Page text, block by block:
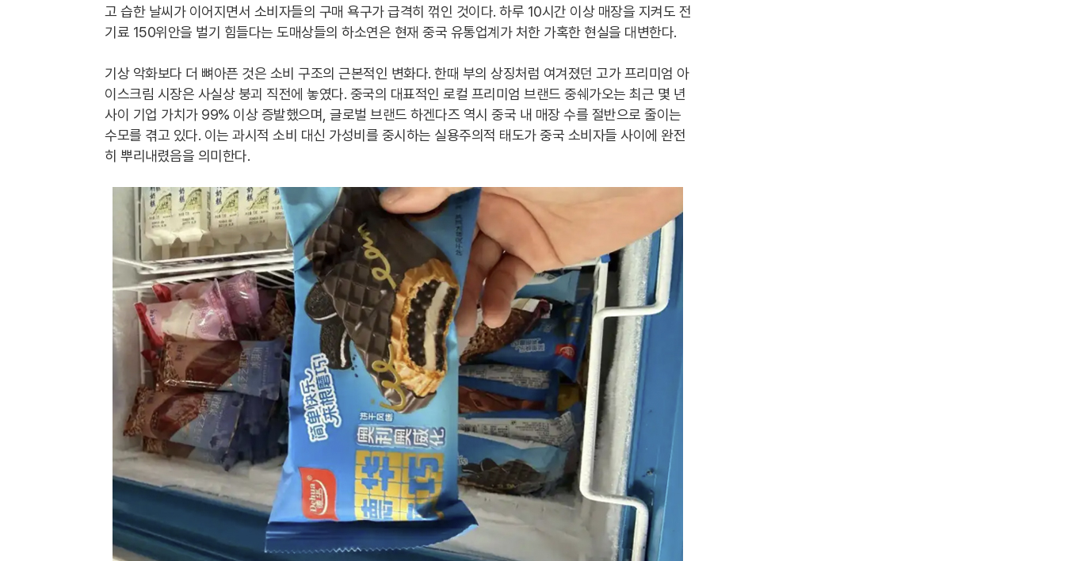
고 습한 날씨가 이어지면서 소비자들의 구매 욕구가 급격히 꺾인 것이다. 하루 10시간 이상 매장을 지켜도 전
기료 150위안을 벌기 힘들다는 도매상들의 하소연은 현재 중국 유통업계가 처한 가혹한 현실을 대변한다.
기상 악화보다 더 뼈아픈 것은 소비 구조의 근본적인 변화다. 한때 부의 상징처럼 여겨졌던 고가 프리미엄 아
이스크림 시장은 사실상 붕괴 직전에 놓였다. 중국의 대표적인 로컬 프리미엄 브랜드 중쉐가오는 최근 몇 년
사이 기업 가치가 99% 이상 증발했으며, 글로벌 브랜드 하겐다즈 역시 중국 내 매장 수를 절반으로 줄이는
수모를 겪고 있다. 이는 과시적 소비 대신 가성비를 중시하는 실용주의적 태도가 중국 소비자들 사이에 완전
히 뿌리내렸음을 의미한다.